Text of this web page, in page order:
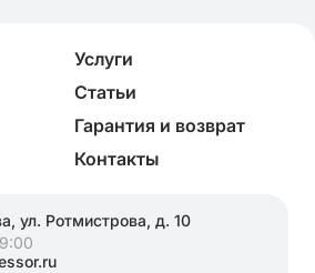
Услуги
Статьи
Гарантия и возврат
Контакты
ул. Ротмистрова, д. 10